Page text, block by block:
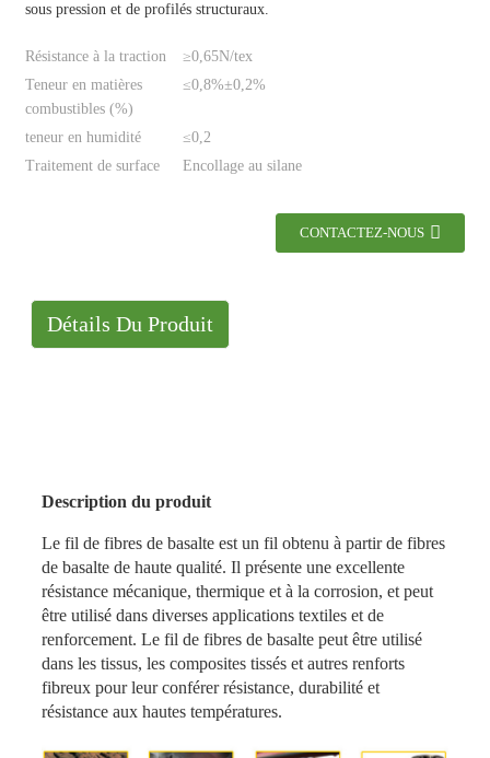
sous pression et de profilés structuraux.
Résistance à la traction
≥0,65N/tex
Teneur en matières
combustibles (%)
≤0,8%±0,2%
teneur en humidité
≤0,2
Traitement de surface
Encollage au silane
CONTACTEZ-NOUS
Détails Du Produit
Description du produit
Le fil de fibres de basalte est un fil obtenu à partir de fibres
de basalte de haute qualité. Il présente une excellente
résistance mécanique, thermique et à la corrosion, et peut
être utilisé dans diverses applications textiles et de
renforcement. Le fil de fibres de basalte peut être utilisé
dans les tissus, les composites tissés et autres renforts
fibreux pour leur conférer résistance, durabilité et
résistance aux hautes températures.